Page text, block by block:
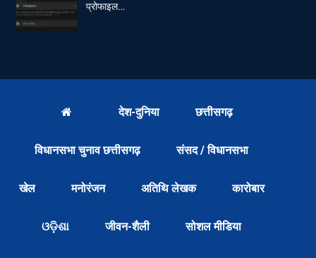
प्रोफाइल…
देश-दुनिया छत्तीसगढ़
विधानसभा चुनाव छत्तीसगढ़ संसद / विधानसभा
खेल मनोरंजन अतिथि लेखक कारोबार
ଓଡ଼ିଶା जीवन-शैली सोशल मीडिया